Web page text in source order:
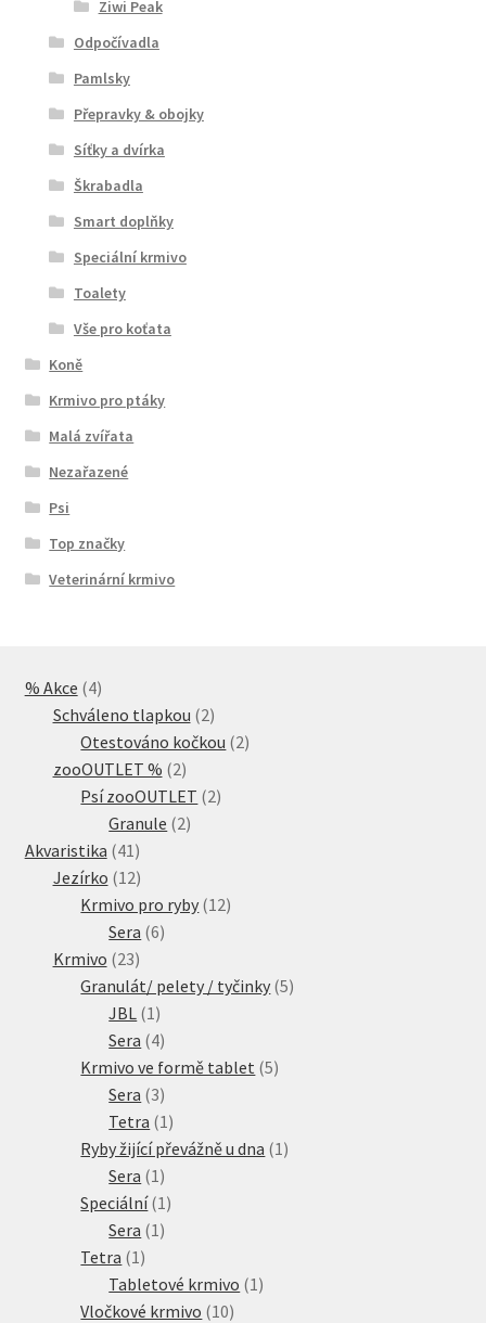
Ziwi Peak
Odpočívadla
Pamlsky
Přepravky & obojky
Síťky a dvírka
Škrabadla
Smart doplňky
Speciální krmivo
Toalety
Vše pro koťata
Koně
Krmivo pro ptáky
Malá zvířata
Nezařazené
Psi
Top značky
Veterinární krmivo
% Akce 44
produkty
Schváleno tlapkou 22
produkty
Otestováno kočkou 22
zooOUTLET % 22
produkty
Psí zooOUTLET 22
Granule 22
Akvaristika 41 41
produktů
Jezírko 1212
produktů
Krmivo pro ryby 1212
Sera 66
Krmivo 2323
produktů
Granulát/ pelety / tyčinky 55
JBL 1 1
produkt
Sera 44
produkty
Krmivo ve formě tablet 55
Sera 33
produkty
Tetra 1 1
produkt
Ryby žijící převážně u dna 1 1
Sera 1 1
produkt
Speciální 1 1
Sera 1 1
Tetra 1 1
produkt
Tabletové krmivo 1 1
Vločkové krmivo 1010